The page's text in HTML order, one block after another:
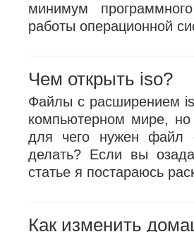
минимум
работы операционной
Чем открыть iso?
Файлы с расширением
компьютерном мире,
для чего нужен
делать? Если вы
статье я постараюсь
Как изменить